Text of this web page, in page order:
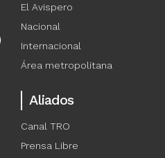
El Avispero
Nacional
Internacional
Área metropolitana
Aliados
Canal TRO
Prensa Libre